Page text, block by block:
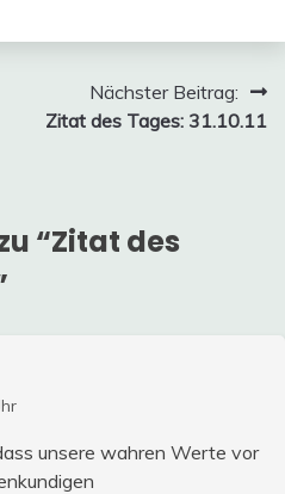
Nächster Beitrag:
Zitat des Tages: 31.10.11
“Zitat des
unsere wahren Werte vor